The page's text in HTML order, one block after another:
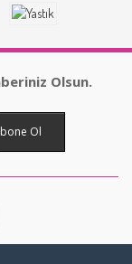
Olsun.
Ol